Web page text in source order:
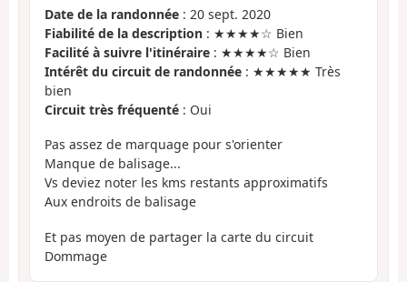
Date de la randonnée : 20 sept. 2020
Fiabilité de la description : ★★★★☆ Bien
Facilité à suivre l'itinéraire : ★★★★☆ Bien
Intérêt du circuit de randonnée : ★★★★★ Très
bien
Circuit très fréquenté : Oui
Pas assez de marquage pour s'orienter
Manque de balisage...
Vs deviez noter les kms restants approximatifs
Aux endroits de balisage
Et pas moyen de partager la carte du circuit
Dommage